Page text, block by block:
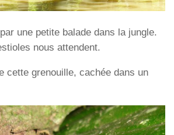
une petite balade dans la jungle.
nous attendent.
cette grenouille, cachée dans un